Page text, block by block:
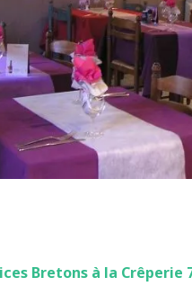
Bretons à la Crêperie